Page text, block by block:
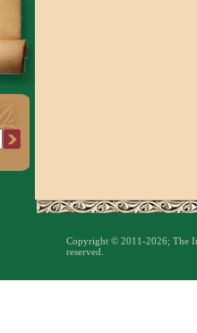
Copyright © 2011-2026; The
reserved.